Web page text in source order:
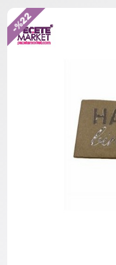
-
%22